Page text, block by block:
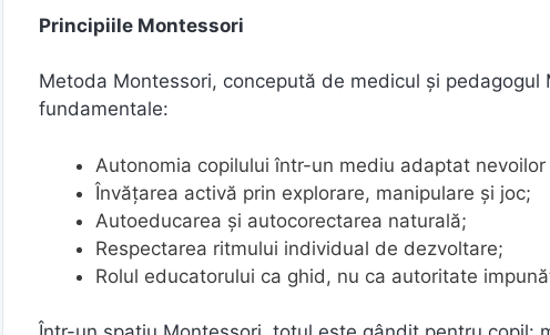
Principiile Montessori
Metoda Montessori, concepută de medicul și
fundamentale:
Autonomia copilului într-un mediu adaptat nevoilor
Învățarea activă prin explorare, manipulare și joc;
Autoeducarea și autocorectarea naturală;
Respectarea ritmului individual de dezvoltare;
Rolul educatorului ca ghid, nu ca autoritate